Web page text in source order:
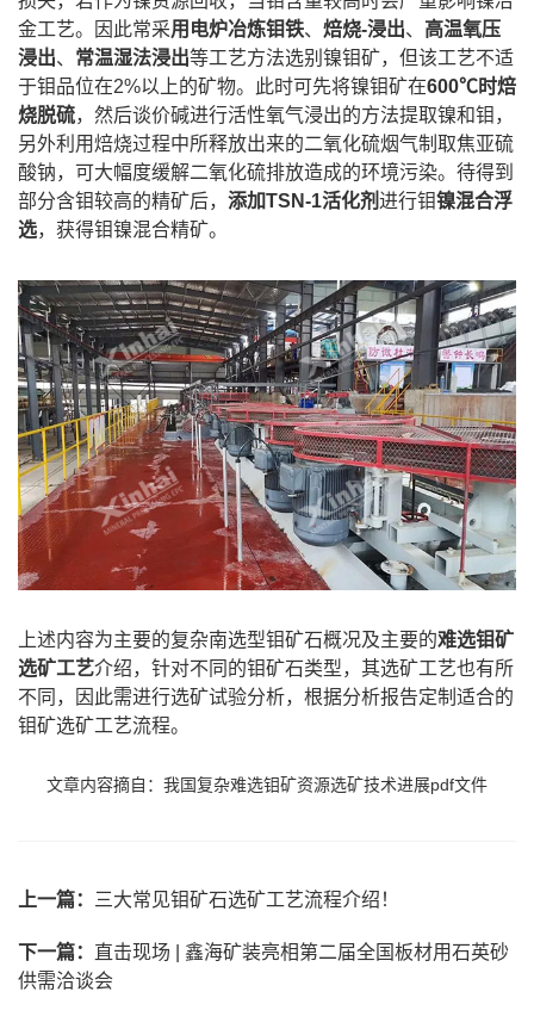
金工艺。因此常采用电炉冶炼钼铁、 焙烧-浸出、 高温氧压
浸出、 常温湿法浸出等工艺方法选别镍钼矿，但该工艺不适
于钼品位在2%以上的矿物。此时可先将镍钼矿在600℃时焙
烧脱硫，然后谈价碱进行活性氧气浸出的方法提取镍和钼，
另外利用焙烧过程中所释放出来的二氧化硫烟气制取焦亚硫
酸钠，可大幅度缓解二氧化硫排放造成的环境污染。待得到
部分含钼较高的精矿后， 添加TSN-1活化剂进行钼镍混合浮
选，获得钼镍混合精矿。
上述内容为主要的复杂南选型钼矿石概况及主要的难选钼矿
选矿工艺介绍，针对不同的钼矿石类型，其选矿工艺也有所
不同，因此需进行选矿试验分析，根据分析报告定制适合的
钼矿选矿工艺流程。
文章内容摘自：我国复杂难选钼矿资源选矿技术进展pdf文件
上一篇： 三大常见钼矿石选矿工艺流程介绍！
下一篇： 直击现场 | 鑫海矿装亮相第二届全国板材用石英砂
供需洽谈会